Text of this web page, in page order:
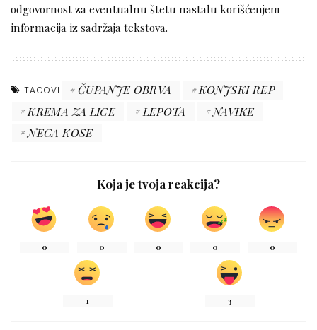
odgovornost za eventualnu štetu nastalu korišćenjem
informacija iz sadržaja tekstova.
TAGOVI ČUPANJE OBRVA
KONJSKI REP
KREMA ZA LICE
LEPOTA
NAVIKE
NEGA KOSE
Koja je tvoja reakcija?
0 0 0 0 0
1 3